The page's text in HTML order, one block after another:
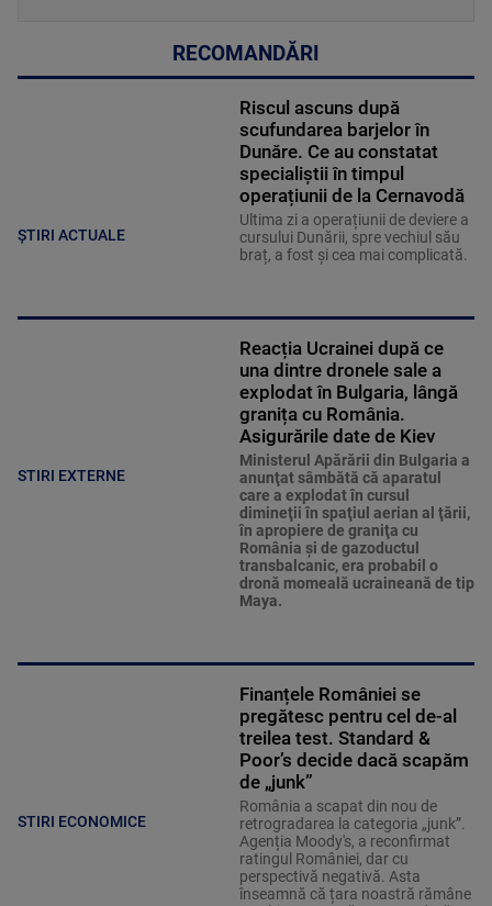
RECOMANDĂRI
ȘTIRI ACTUALE
Riscul ascuns după
scufundarea barjelor în
Dunăre. Ce au constatat
specialiștii în timpul
operațiunii de la Cernavodă
Ultima zi a operațiunii de deviere a
cursului Dunării, spre vechiul său
braț, a fost și cea mai complicată.
STIRI EXTERNE
Reacția Ucrainei după ce
una dintre dronele sale a
explodat în Bulgaria, lângă
granița cu România.
Asigurările date de Kiev
Ministerul Apărării din Bulgaria a
anunţat sâmbătă că aparatul
care a explodat în cursul
dimineţii în spaţiul aerian al ţării,
în apropiere de graniţa cu
România şi de gazoductul
transbalcanic, era probabil o
dronă momeală ucraineană de tip
Maya.
STIRI ECONOMICE
Finanțele României se
pregătesc pentru cel de-al
treilea test. Standard &
Poor’s decide dacă scapăm
de „junk”
România a scapat din nou de
retrogradarea la categoria „junk”.
Agenția Moody's, a reconfirmat
ratingul României, dar cu
perspectivă negativă. Asta
înseamnă că țara noastră rămâne